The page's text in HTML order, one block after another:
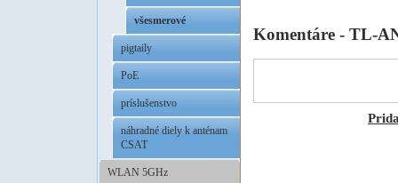
všesmerové
pigtaily
PoE
príslušenstvo
náhradné diely k anténam
CSAT
WLAN 5GHz
Komentáre - TL-